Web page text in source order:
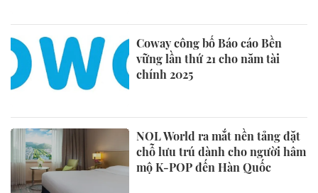
Coway công bố Báo cáo Bền
vững lần thứ 21 cho năm tài
chính 2025
NOL World ra mắt nền tảng đặt
chỗ lưu trú dành cho người hâm
mộ K-POP đến Hàn Quốc